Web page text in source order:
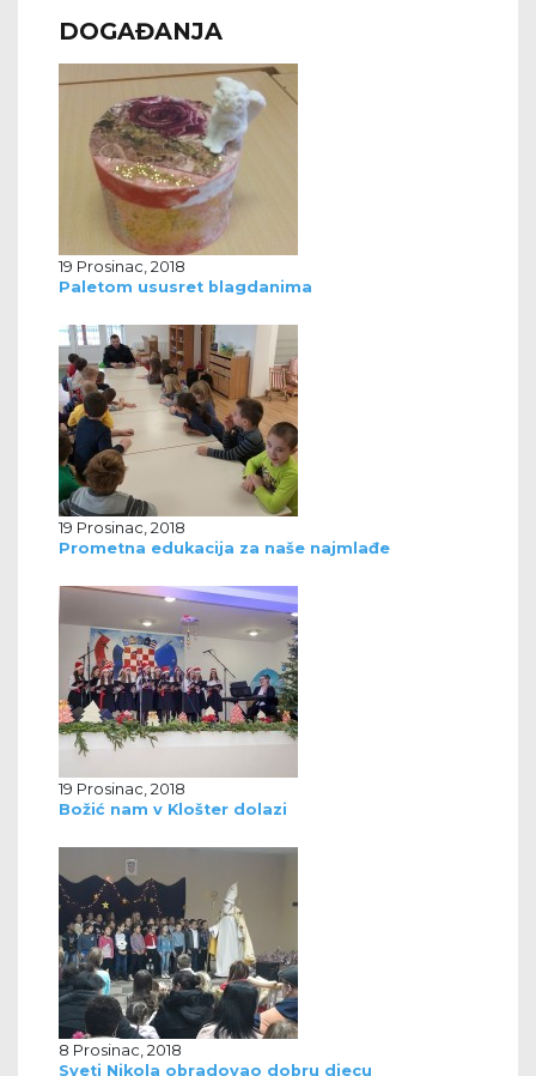
DOGAĐANJA
19 Prosinac, 2018
Paletom ususret blagdanima
19 Prosinac, 2018
Prometna edukacija za naše najmlađe
19 Prosinac, 2018
Božić nam v Klošter dolazi
8 Prosinac, 2018
Sveti Nikola obradovao dobru djecu